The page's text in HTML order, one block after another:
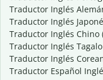
Traductor Inglés
Traductor Inglés
Traductor Inglés Chino
Traductor Inglés Tagalo
Traductor Inglés
Traductor Español